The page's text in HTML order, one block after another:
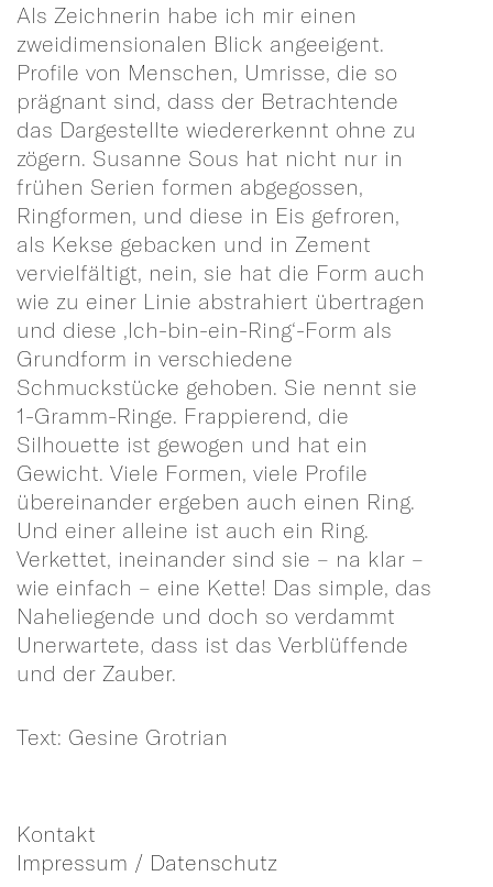
Als Zeichnerin habe ich mir einen
zweidimensionalen Blick angeeigent.
Profile von Menschen, Umrisse, die so
prägnant sind, dass der Betrachtende
das Dargestellte wiedererkennt ohne zu
zögern. Susanne Sous hat nicht nur in
frühen Serien formen abgegossen,
Ringformen, und diese in Eis gefroren,
als Kekse gebacken und in Zement
vervielfältigt, nein, sie hat die Form auch
wie zu einer Linie abstrahiert übertragen
und diese ‚Ich-bin-ein-Ring‘-Form als
Grundform in verschiedene
Schmuckstücke gehoben. Sie nennt sie
1-Gramm-Ringe. Frappierend, die
Silhouette ist gewogen und hat ein
Gewicht. Viele Formen, viele Profile
übereinander ergeben auch einen Ring.
Und einer alleine ist auch ein Ring.
Verkettet, ineinander sind sie – na klar –
wie einfach – eine Kette! Das simple, das
Naheliegende und doch so verdammt
Unerwartete, dass ist das Verblüffende
und der Zauber.
Text: Gesine Grotrian
Kontakt
Impressum / Datenschutz